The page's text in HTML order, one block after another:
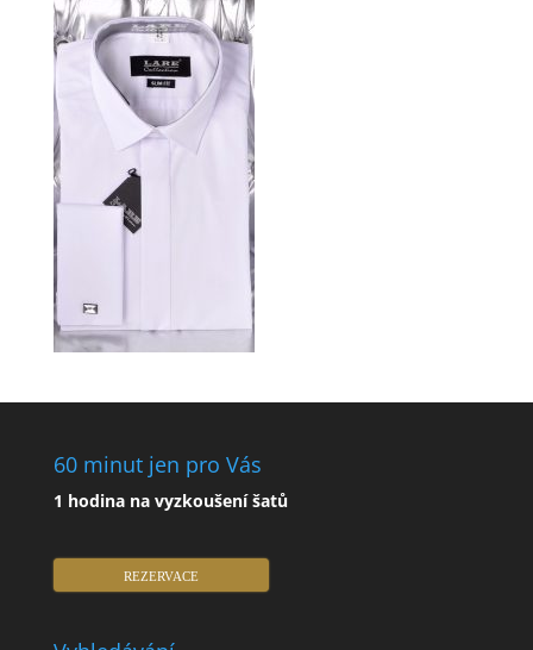
60 minut jen pro Vás
1 hodina na vyzkoušení šatů
REZERVACE